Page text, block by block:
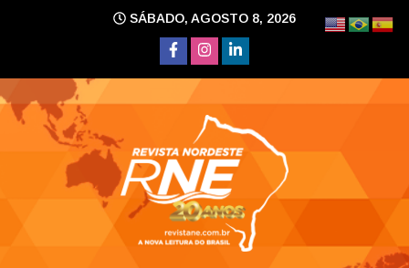
SÁBADO, AGOSTO 8, 2026